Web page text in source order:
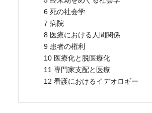
6 死の社会学
7 病院
8 医療における人間関係
9 患者の権利
10 医療化と脱医療化
11 専門家支配と医療
12 看護におけるイデオロギー